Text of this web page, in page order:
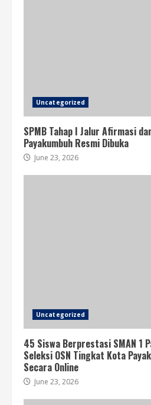
Uncategorized
SPMB Tahap I Jalur Afirmasi
Payakumbuh Resmi Dibuka
June 23, 2026
Uncategorized
45 Siswa Berprestasi SMAN 1
Seleksi OSN Tingkat Kota
Secara Online
June 23, 2026